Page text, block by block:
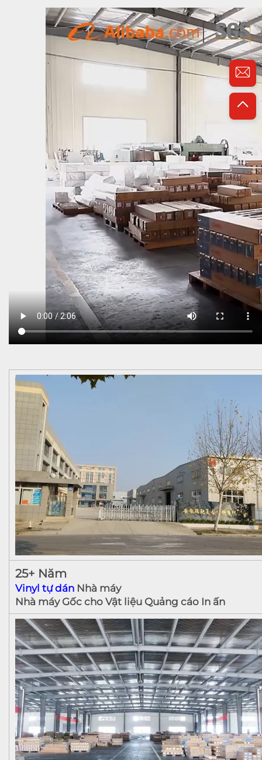
25+ Năm
Vinyl tự dán Nhà máy
Nhà máy Gốc cho Vật liệu Quảng cáo In ấn